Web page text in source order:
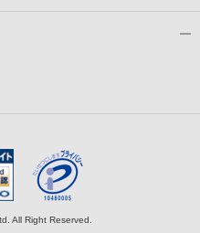
All Right Reserved.